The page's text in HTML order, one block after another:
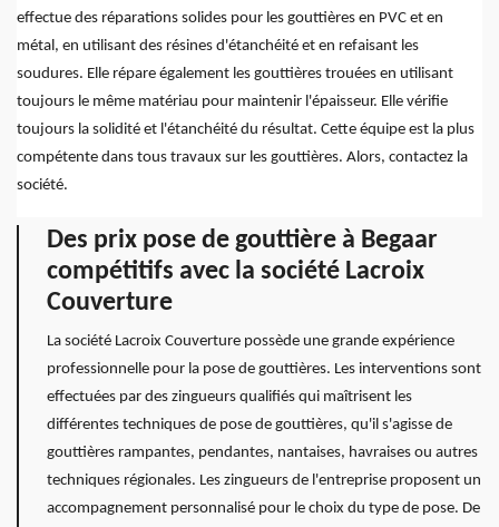
effectue des réparations solides pour les gouttières en PVC et en
métal, en utilisant des résines d'étanchéité et en refaisant les
soudures. Elle répare également les gouttières trouées en utilisant
toujours le même matériau pour maintenir l'épaisseur. Elle vérifie
toujours la solidité et l'étanchéité du résultat. Cette équipe est la plus
compétente dans tous travaux sur les gouttières. Alors, contactez la
société.
Des prix pose de gouttière à Begaar
compétitifs avec la société Lacroix
Couverture
La société Lacroix Couverture possède une grande expérience
professionnelle pour la pose de gouttières. Les interventions sont
effectuées par des zingueurs qualifiés qui maîtrisent les
différentes techniques de pose de gouttières, qu'il s'agisse de
gouttières rampantes, pendantes, nantaises, havraises ou autres
techniques régionales. Les zingueurs de l'entreprise proposent un
accompagnement personnalisé pour le choix du type de pose. De